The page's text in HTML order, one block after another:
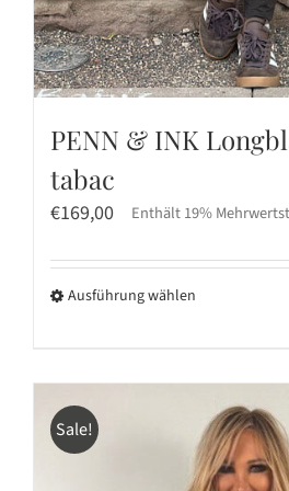
PENN & INK
tabac
€169,00 Enthält 19%
Ausführung wählen
weist
mehrere
Varianten
Sale!